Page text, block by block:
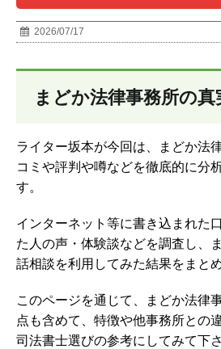
2026/07/17
まどか法律事務所の
ライター坂本が今回は、まどか法
コミや評判や噂などを徹底的に分
す。
インターネット等に書き込まれた
た人の声・体験談などを調査し、
話相談を利用してみた結果をまと
このページを通じて、まどか法律
点も含めて、特徴や他事務所との
司法書士選びの参考にしてみて下さ